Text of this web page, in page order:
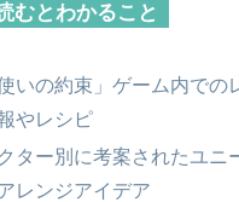
むとわかること
使いの約束」ゲーム内での
やレシピ
ター別に考案されたユニ
レンジアイデア